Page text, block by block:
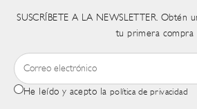
SUSCRÍBETE A LA NEWSLETTER. Obtén
tu primera compra
He leído y acepto la política de privacidad